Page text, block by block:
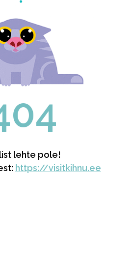
lehte pole!
https://visitkihnu.ee